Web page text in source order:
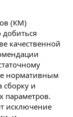
(КМ)
качественной
нормативным
и
параметров.
исключение